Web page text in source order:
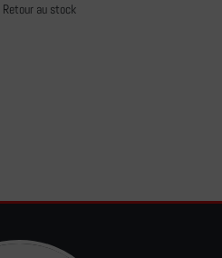
Retour au stock